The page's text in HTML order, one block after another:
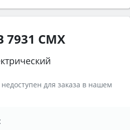
7931 CMX
для заказа в нашем